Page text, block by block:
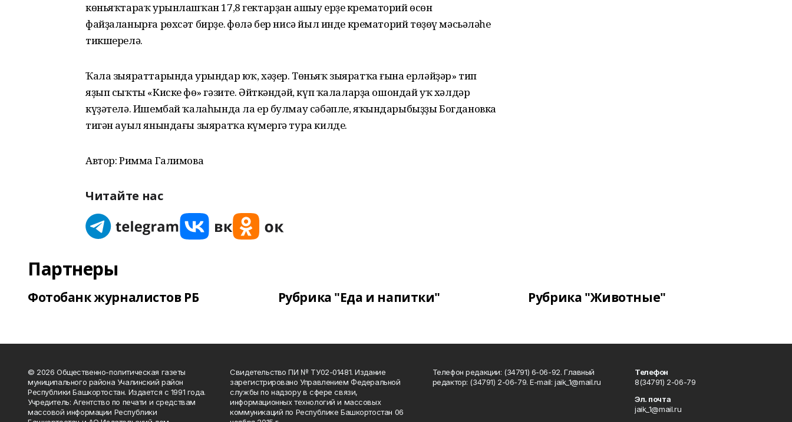
көньяҡтараҡ урынлашҡан 17,8 гектарҙан ашыу ерҙе крематорий өсөн
файҙаланырға рөхсәт бирҙе. Өфөлә бер нисә йыл инде крематорий төҙөү мәсьәләһе
тикшерелә.
Ҡала зыяраттарында урындар юҡ, хәҙер. Төньяҡ зыяратҡа ғына ерләйҙәр» тип
яҙып сыҡты «Киске Өфө» гәзите. Әйткәндәй, күп ҡалаларҙа ошондай уҡ хәлдәр
күҙәтелә. Ишембай ҡалаһында ла ер булмау сәбәпле, яҡындарыбыҙҙы Богдановка
тигән ауыл янындағы зыяратҡа күмергә тура килде.
Автор: Римма Галимова
Читайте нас
Партнеры
Фотобанк журналистов РБ Рубрика "Еда и напитки" Рубрика "Животные"
© 2026 Общественно-политическая газеты
муниципального района Учалинский район
Республики Башкортостан. Издается с 1991 года.
Учредитель: Агентство по печати и средствам
массовой информации Республики
Свидетельство ПИ № ТУ02-01481. Издание
зарегистрировано Управлением Федеральной
службы по надзору в сфере связи,
информационных технологий и массовых
коммуникаций по Республике Башкортостан 06
Телефон редакции: (34791) 6-06-92. Главный
редактор: (34791) 2-06-79. Е-mаil: jaik_1@mail.ru
Телефон
8(34791) 2-06-79
Эл. почта
jaik_1@mail.ru